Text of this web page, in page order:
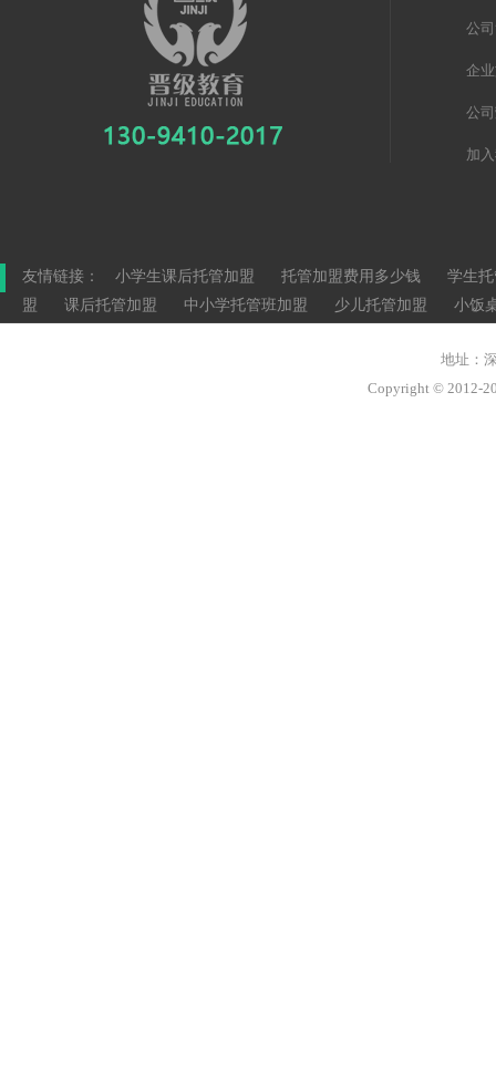
公
企
公
加
友情链接： 小学生课后托管加盟 托管加盟费用多少钱
学生
盟
课后托管加盟 中小学托管班加盟 少儿托管加盟 小饭
地址：
Copyright © 2012-